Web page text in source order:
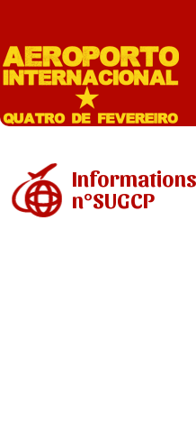
n°SUGCP